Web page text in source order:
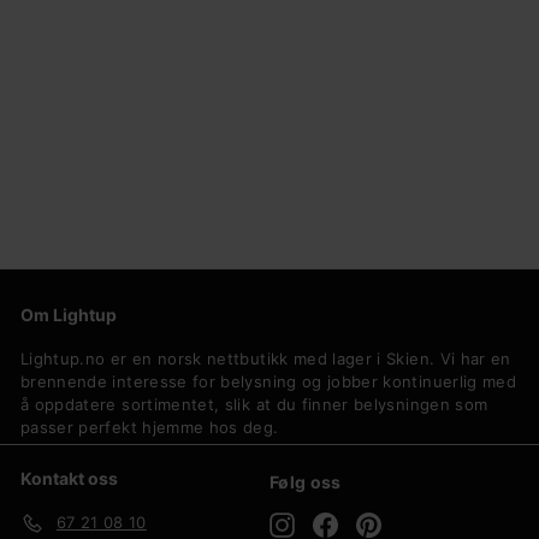
,
Om Lightup
Lightup.no er en norsk nettbutikk med lager i Skien. Vi har en
brennende interesse for belysning og jobber kontinuerlig med
å oppdatere sortimentet, slik at du finner belysningen som
passer perfekt hjemme hos deg.
Kontakt oss
67 21 08 10
Følg oss
InstagramFacebookPinterest